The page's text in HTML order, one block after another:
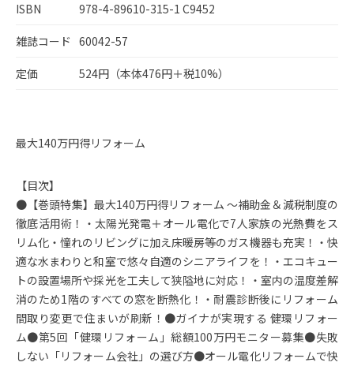
ISBN 978-4-89610-315-1 C9452
雑誌コード 60042-57
定価 524円（本体476円＋税10%）
最大140万円得リフォーム
【目次】
●【巻頭特集】最大140万円得リフォーム ～補助金＆減税制度の
徹底活用術！・太陽光発電＋オール電化で7人家族の光熱費をス
リム化・憧れのリビングに加え床暖房等のガス機器も充実！・快
適な水まわりと和室で悠々自適のシニアライフを！・エコキュー
トの設置場所や採光を工夫して狭隘地に対応！・室内の温度差解
消のため1階のすべての窓を断熱化！・耐震診断後にリフォーム
間取り変更で住まいが刷新！●ガイナが実現する 健環リフォー
ム●第5回「健環リフォーム」総額100万円モニター募集●失敗
しない「リフォーム会社」の選び方●オール電化リフォームで快